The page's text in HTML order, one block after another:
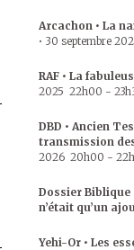
Arcachon • La
• 30 septembre
RAF • La
2025 22h00 -
DBD • Ancien
transmission
2026 20h00 -
Dossier Biblique
n’était qu’un
Yehi-Or • Les